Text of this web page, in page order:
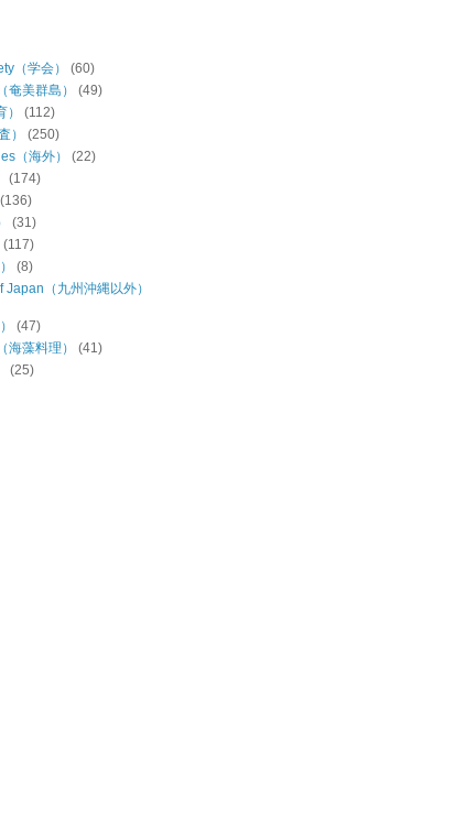
（学会）
(60)
奄美群島）
(49)
(112)
）
(250)
（海外）
(22)
(174)
(136)
(31)
(117)
(8)
（九州沖縄以外）
(47)
藻料理）
(41)
(25)